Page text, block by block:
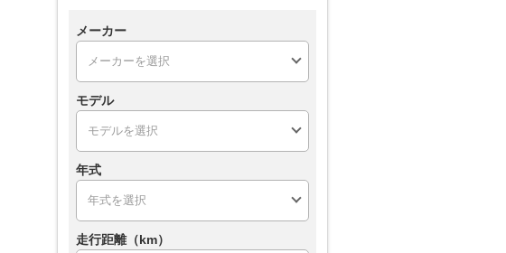
メーカー
モデル
年式
走行距離（km）